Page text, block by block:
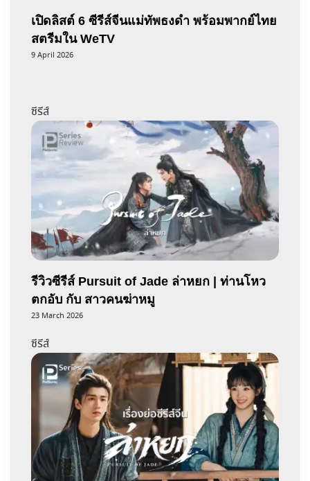
เปิดลิสต์ 6 ซีรีส์จีนแม่ทัพธงดำ พร้อมพากย์ไทย
สตรีมใน WeTV
9 April 2026
ซีรีส์
รีวิวซีรีส์ Pursuit of Jade ล่าหยก | ท่านโหว
ตกอับ กับ สาวคนฆ่าหมู
23 March 2026
ซีรีส์